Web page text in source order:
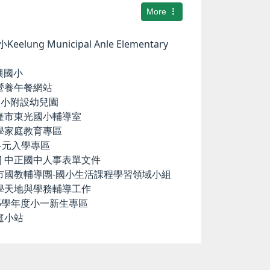
More
Keelung Municipal Anle Elementary
國小
養午餐網站
附設幼兒園
東光國小輔導室
家庭教育專區
入學專區
正國中人事表單文件
教輔導團-國小生活課程學習領域小組
地與學務輔導工作
年度小一新生專區
小站